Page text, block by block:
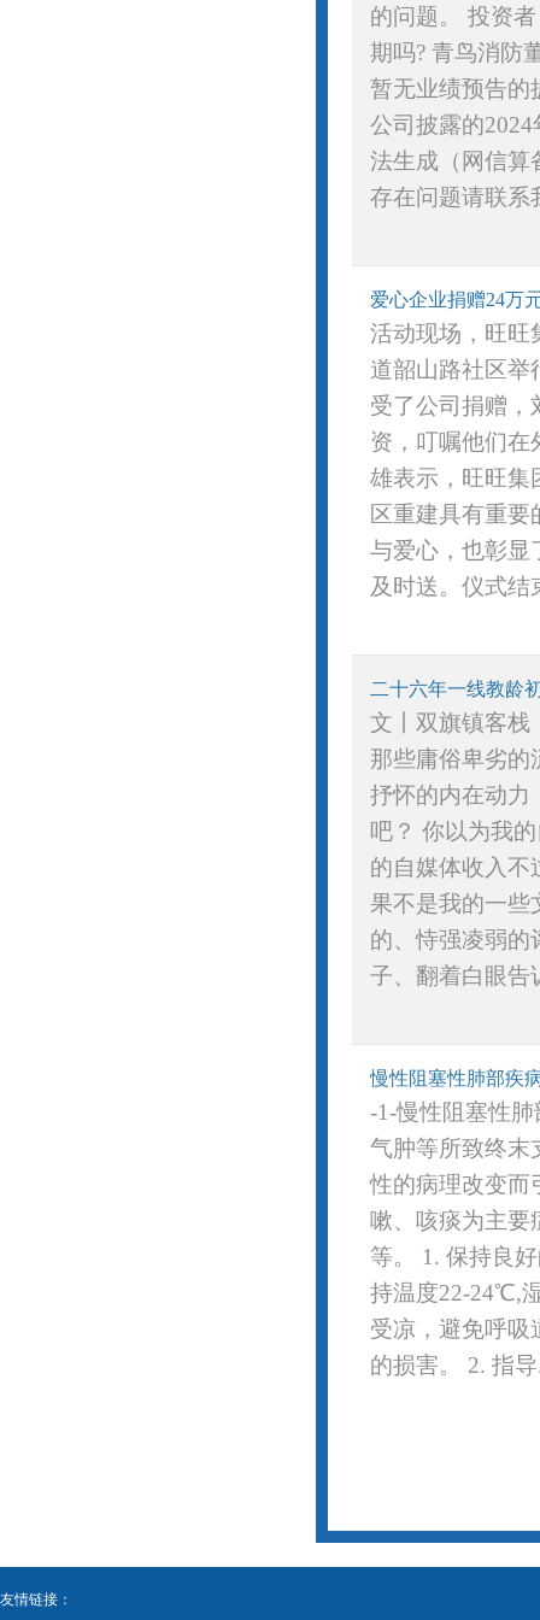
的问题。 投资
期吗? 青鸟消防
暂无业绩预告的
公司披露的
法生成（网信算
存在问题请联系
爱心企业捐赠24万
活动现场，旺旺
道韶山路社区举
受了公司捐赠，
资，叮嘱他们在
雄表示，旺旺集
区重建具有重
与爱心，也彰显
及时送。仪式结
二十六年一线教龄
文丨双旗镇客栈
那些庸俗卑劣的
抒怀的内在动力
吧？ 你以为我
的自媒体收入
果不是我的一些
的、恃强凌弱
子、翻着白眼告
-1-慢性阻塞性
气肿等所致终末
性的病理改变而
嗽、咳痰为主
等。 1. 保持良
持温度22-24℃,
受凉，避免呼吸
的损害。 2. 指
友情链接：